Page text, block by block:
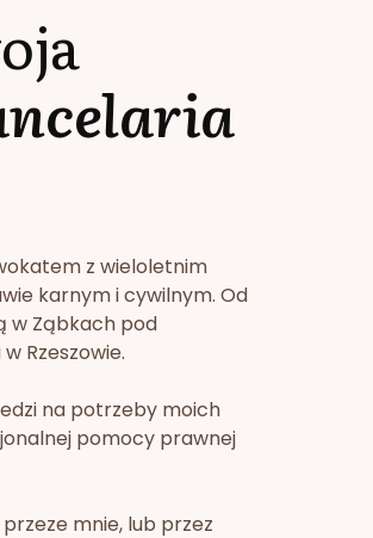
z wieloletnim
karnym i cywilnym. Od
w Ząbkach pod
Rzeszowie.
na potrzeby moich
pomocy prawnej
mnie, lub przez